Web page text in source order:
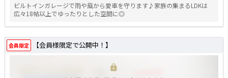
ビルトインガレージで雨や風から愛車を守ります♪家族の集まるLDKは
広々18帖以上でゆったりとした空間に◎
会員限定 【会員様限定で公開中！】